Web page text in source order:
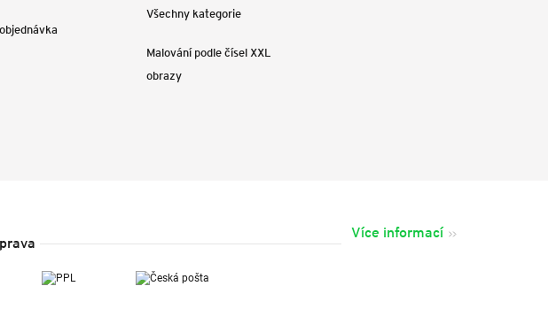
Všechny kategorie
Malování podle čísel XXL
obrazy
Více informací